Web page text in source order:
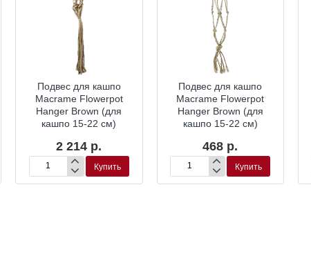
Подвес для кашпо
Macrame Flowerpot
Hanger Brown (для
кашпо 15-22 см)
2 214 р.
Подвес
для
Купить
Подвес для кашпо
Macrame Flowerpot
Hanger Brown (для
кашпо 15-22 см)
468 р.
Подвес
для
Купить